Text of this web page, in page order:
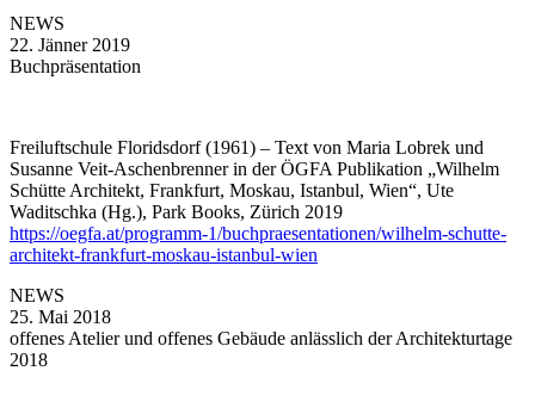
NEWS
22. Jänner 2019
Buchpräsentation
Freiluftschule Floridsdorf (1961) – Text von Maria Lobrek und
Susanne Veit-Aschenbrenner in der ÖGFA Publikation „Wilhelm
Schütte Architekt, Frankfurt, Moskau, Istanbul, Wien“, Ute
Waditschka (Hg.), Park Books, Zürich 2019
https://oegfa.at/programm-1/buchpraesentationen/wilhelm-schutte-
architekt-frankfurt-moskau-istanbul-wien
NEWS
25. Mai 2018
offenes Atelier und offenes Gebäude anlässlich der Architekturtage
2018